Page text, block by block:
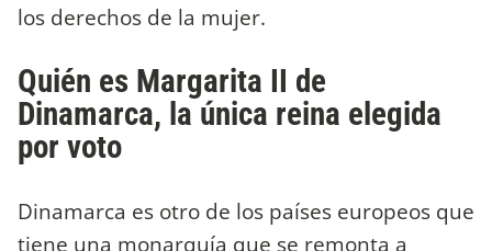
los derechos de la mujer.
Quién es Margarita II de
Dinamarca, la única reina elegida
por voto
Dinamarca es otro de los países europeos que
tiene una monarquía que se remonta a